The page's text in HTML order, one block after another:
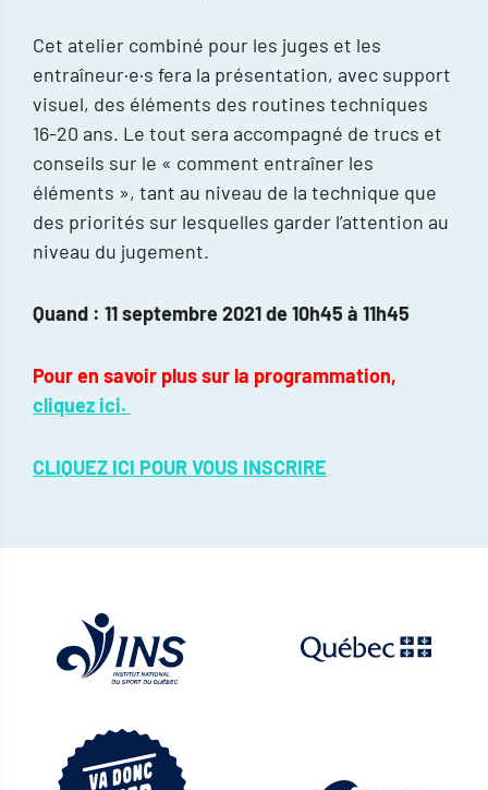
Cet atelier combiné pour les juges et les
entraîneur·e·s fera la présentation, avec support
visuel, des éléments des routines techniques
16-20 ans. Le tout sera accompagné de trucs et
conseils sur le « comment entraîner les
éléments », tant au niveau de la technique que
des priorités sur lesquelles garder l’attention au
niveau du jugement.
Quand : 11 septembre 2021 de 10h45 à 11h45
Pour en savoir plus sur la programmation,
cliquez ici.
CLIQUEZ ICI POUR VOUS INSCRIRE